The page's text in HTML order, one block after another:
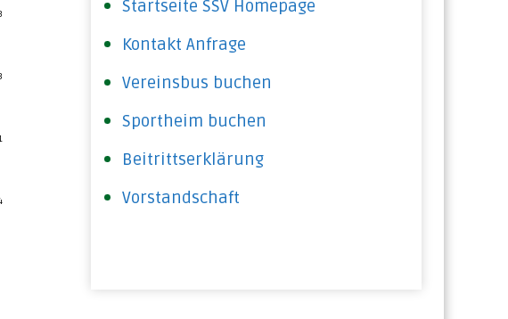
Startseite SSV Homepage
Kontakt Anfrage
Vereinsbus buchen
Sportheim buchen
Beitrittserklärung
Vorstandschaft